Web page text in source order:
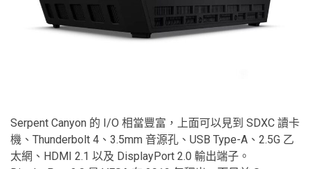
Serpent Canyon 的 I/O 相當豐富，上面可以見到 SDXC 讀卡
機、Thunderbolt 4、3.5mm 音源孔、USB Type-A、2.5G 乙
太網、HDMI 2.1 以及 DisplayPort 2.0 輸出端子。